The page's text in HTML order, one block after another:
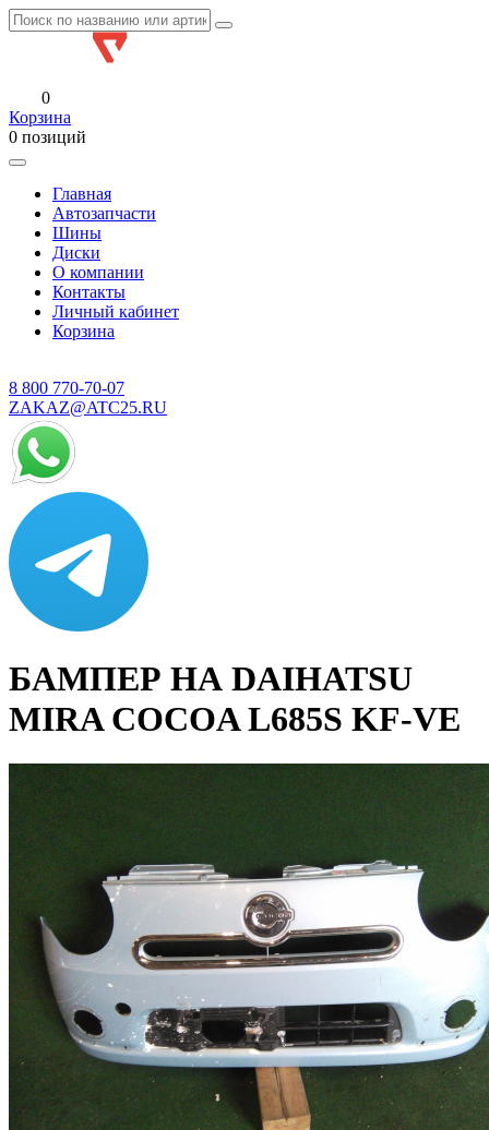
0
Корзина
0 позиций
Главная
Автозапчасти
Шины
Диски
О компании
Контакты
Личный кабинет
Корзина
8 800 770-70-07
ZAKAZ@ATC25.RU
БАМПЕР НА DAIHATSU
MIRA COCOA L685S KF-VE